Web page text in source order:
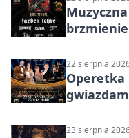
22 sierpnia
Operetka
23 sierpnia